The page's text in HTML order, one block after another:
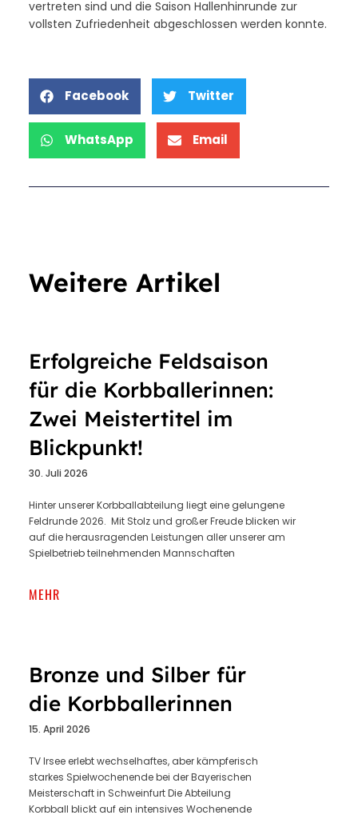
vertreten sind und die Saison Hallenhinrunde zur
vollsten Zufriedenheit abgeschlossen werden konnte.
Facebook Twitter
WhatsApp Email
Weitere Artikel
Erfolgreiche Feldsaison
für die Korbballerinnen:
Zwei Meistertitel im
Blickpunkt!
30. Juli 2026
Hinter unserer Korbballabteilung liegt eine gelungene
Feldrunde 2026. Mit Stolz und großer Freude blicken wir
auf die herausragenden Leistungen aller unserer am
Spielbetrieb teilnehmenden Mannschaften
MEHR
Bronze und Silber für
die Korbballerinnen
15. April 2026
TV Irsee erlebt wechselhaftes, aber kämpferisch
starkes Spielwochenende bei der Bayerischen
Meisterschaft in Schweinfurt Die Abteilung
Korbball blickt auf ein intensives Wochenende